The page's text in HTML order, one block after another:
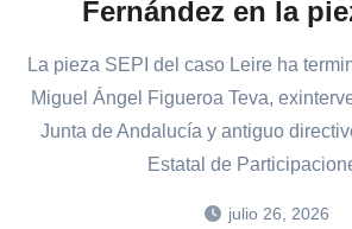
Fernández en la
La pieza SEPI del caso Leire ha
Miguel Ángel Figueroa Teva,
Junta de Andalucía y antiguo
Estatal de
julio 26, 2026